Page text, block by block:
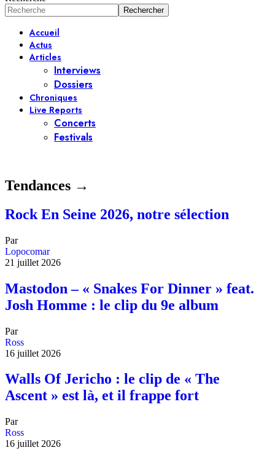
Accueil
Actus
Articles
Interviews
Dossiers
Chroniques
Live Reports
Concerts
Festivals
Tendances →
Rock En Seine 2026, notre sélection
Par
Lopocomar
21 juillet 2026
Mastodon – « Snakes For Dinner » feat.
Josh Homme : le clip du 9e album
Par
Ross
16 juillet 2026
Walls Of Jericho : le clip de « The
Ascent » est là, et il frappe fort
Par
Ross
16 juillet 2026